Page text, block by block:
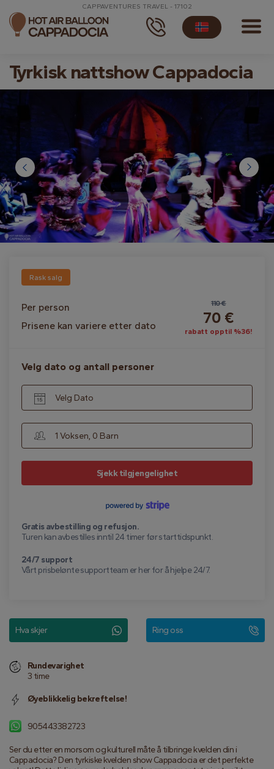
CAPPAVENTURES TRAVEL - 17102
Tyrkisk nattshow Cappadocia
Ser du etter en morsom og kulturell måte å tilbringe kvelden din i
Cappadocia? Den tyrkiske kvelden show Cappadocia er det perfekte
Rask salg
Per person
Prisene kan variere etter dato
110 €
70 €
rabatt opptil %36!
Velg dato og antall personer
Velg Dato
1 Voksen, 0 Barn
Sjekk tilgjengelighet
Gratis avbestilling og refusjon.
Turen kan avbestilles inntil 24 timer før starttidspunkt.
24/7 support
Vårt prisbelønte supportteam er her for å hjelpe 24/7.
Hva skjer Ring oss
Rundevarighet
3 time
Øyeblikkelig bekreftelse!
905443382723